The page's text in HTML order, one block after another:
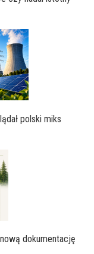
polski miks
dokumentację